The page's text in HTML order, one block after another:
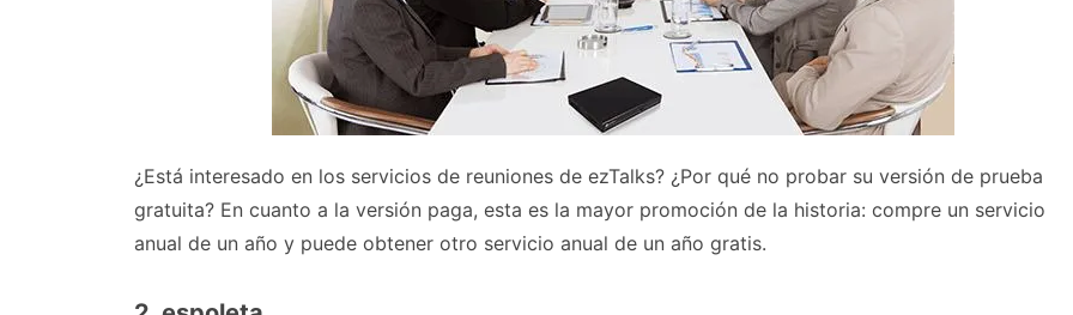
¿Está interesado en los servicios de reuniones de ezTalks? ¿Por qué no probar su versión de prueba
gratuita? En cuanto a la versión paga, esta es la mayor promoción de la historia: compre un servicio
anual de un año y puede obtener otro servicio anual de un año gratis.